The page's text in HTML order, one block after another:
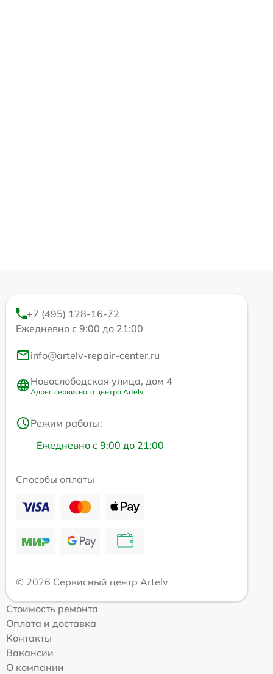
+7 (495) 128-16-72
Ежедневно с 9:00 до 21:00
info@artelv-repair-center.ru
Новослободская улица, дом 4
Адрес сервисного центра Artelv
Режим работы:
Ежедневно с 9:00 до 21:00
Способы оплаты
© 2026 Сервисный центр Artelv
Стоимость ремонта
Оплата и доставка
Контакты
Вакансии
О компании